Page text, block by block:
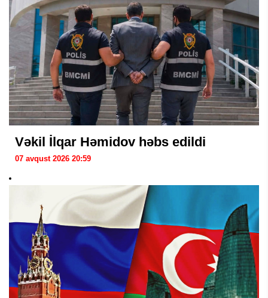
Vəkil İlqar Həmidov həbs edildi
07 avqust 2026 20:59